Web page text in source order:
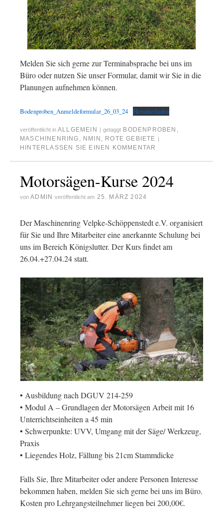
Melden Sie sich gerne zur Terminabsprache bei uns im
Büro oder nutzen Sie unser Formular, damit wir Sie in die
Planungen aufnehmen können.
Bodenproben_Anmeldeformular_26_03_24 Herunterladen
veröffentlicht in ALLGEMEIN getaggt BODENPROBEN ,
MASCHINENRING , NMIN , ROTE GEBIETE
HINTERLASSEN SIE EINEN KOMMENTAR
Motorsägen-Kurse 2024
von ADMIN veröffentlicht am 25. MÄRZ 2024
Der Maschinenring Velpke-Schöppenstedt e.V. organisiert
für Sie und Ihre Mitarbeiter eine anerkannte Schulung bei
uns im Bereich Königslutter. Der Kurs findet am
26.04.+27.04.24 statt.
• Ausbildung nach DGUV 214-259
• Modul A – Grundlagen der Motorsägen Arbeit mit 16
Unterrichtseinheiten a 45 min
• Schwerpunkte: UVV, Umgang mit der Säge/ Werkzeug,
Praxis
• Liegendes Holz, Fällung bis 21cm Stammdicke
Falls Sie, Ihre Mitarbeiter oder andere Personen Interesse
bekommen haben, melden Sie sich gerne bei uns im Büro.
Kosten pro Lehrgangsteilnehmer liegen bei 200,00€.